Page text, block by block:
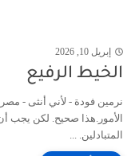
إبريل 10, 2026
الخيط الرفيع
نرمين فودة - لأني أنثى -
الأمور.هذا صحيح. لكن يجب
المتبادلين. ...